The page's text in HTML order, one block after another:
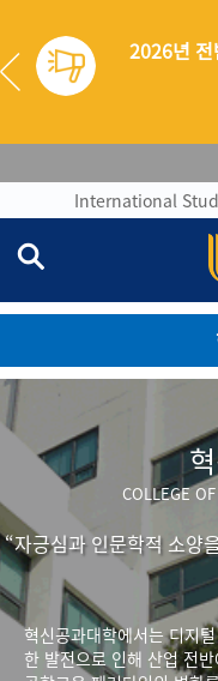
2026년 전
International
COLLEGE
“자긍심과 인문학적 소양
혁신공과대학에서는 디지
한 발전으로 인해 산업 전